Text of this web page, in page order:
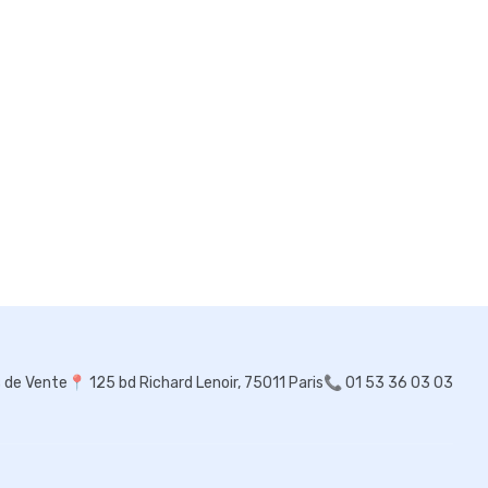
de Vente 📍 125 bd Richard Lenoir, 75011 Paris📞 01 53 36 03 03